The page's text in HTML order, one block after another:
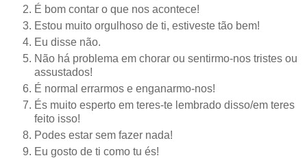
É bom contar o que nos acontece!
Estou muito orgulhoso de ti, estiveste tão bem!
Eu disse não.
Não há problema em chorar ou sentirmo-nos tristes ou
assustados!
É normal errarmos e enganarmo-nos!
És muito esperto em teres-te lembrado disso/em teres
feito isso!
Podes estar sem fazer nada!
Eu gosto de ti como tu és!